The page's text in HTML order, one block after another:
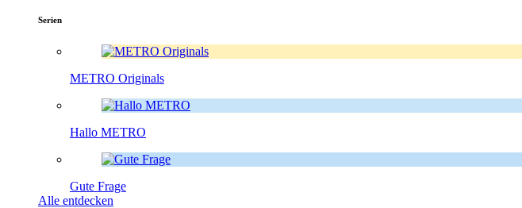
Serien
METRO Originals
Hallo METRO
Gute Frage
Alle entdecken